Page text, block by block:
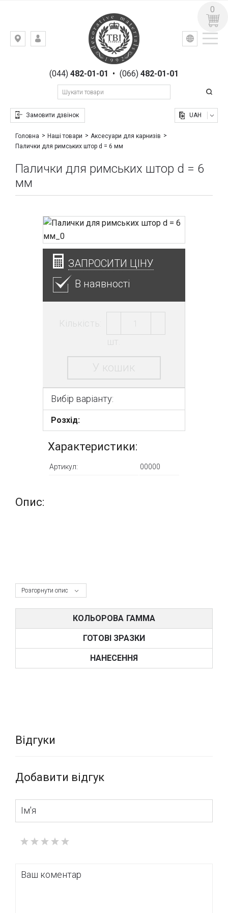
Київ,
Гоголівська,(044)482-01-01 • (066) 482-01-01
Замовити дзвінок
УКР РУС
UAH
0
Головна Наші товари
Аксесуари для карнизів
Палички для римських штор d = 6 мм
Палички для римських штор d = 6
мм
ЗАПРОСИТИ ЦІНУ
В наявності
Кількість:
шт.
У кошик
Вибір варіанту:
Розхід:
Характеристики:
Артикул: 00000
Розгорнути опис
Опис:
КОЛЬОРОВА ГАММА
ГОТОВІ ЗРАЗКИ
НАНЕСЕННЯ
Відгуки
Добавити відгук